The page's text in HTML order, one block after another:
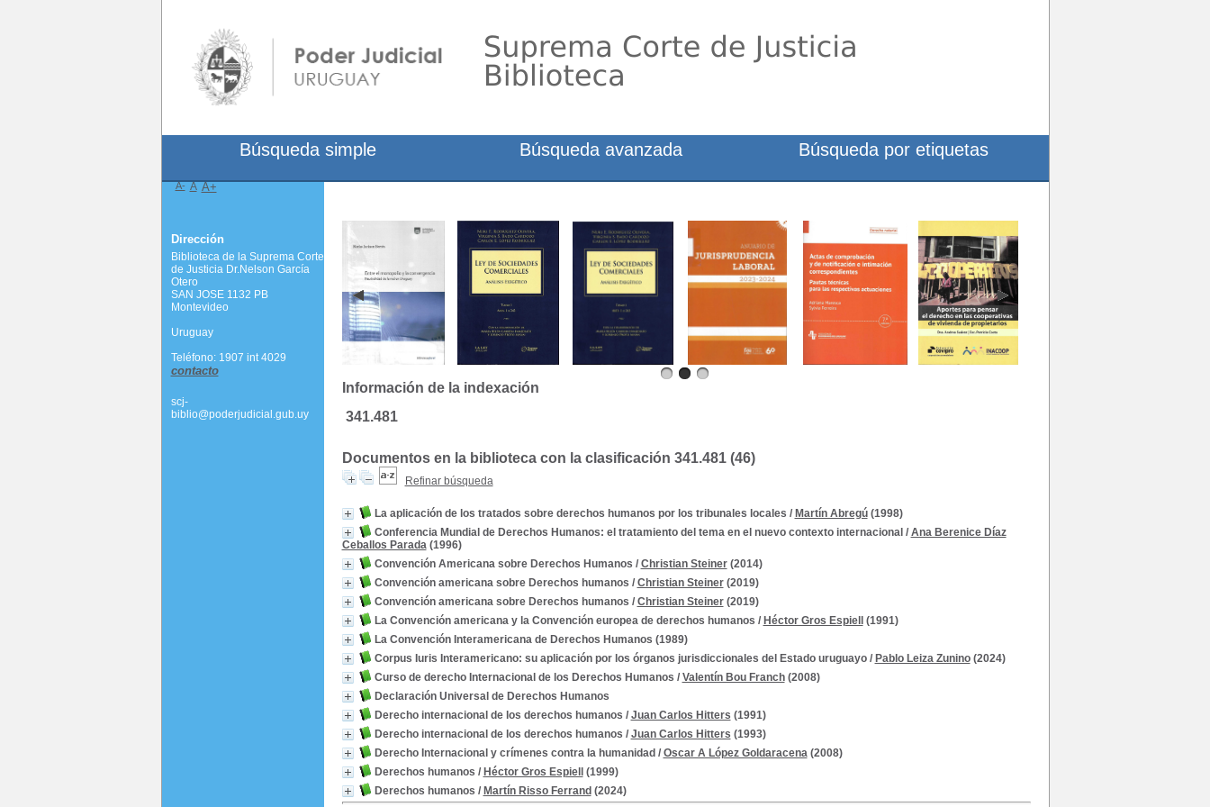
Información de la indexación
341.481
Documentos en la biblioteca con la clasificación 341.481 (46)
Refinar búsqueda
La aplicación de los tratados sobre derechos humanos por los tribunales locales / Martín Abregú(1998)
Conferencia Mundial de Derechos Humanos: el tratamiento del tema en el nuevo contexto internacional / Ana Berenice Díaz
Ceballos Parada(1996)
Convención Americana sobre Derechos Humanos / Christian Steiner(2014)
Convención americana sobre Derechos humanos / Christian Steiner(2019)
Convención americana sobre Derechos humanos / Christian Steiner(2019)
La Convención americana y la Convención europea de derechos humanos / Héctor Gros Espiell
(1991)
La Convención Interamericana de Derechos Humanos (1989)
Corpus Iuris Interamericano: su aplicación por los órganos jurisdiccionales del Estado uruguayo/ Pablo Leiza Zunino(2024)
Curso de derecho Internacional de los Derechos Humanos / Valentín Bou Franch(2008)
Declaración Universal de Derechos Humanos
Derecho internacional de los derechos humanos / Juan Carlos Hitters (1991)
Derecho internacional de los derechos humanos / Juan Carlos Hitters (1993)
Derecho Internacional y crímenes contra la humanidad / Oscar A López Goldaracena(2008)
Derechos humanos / Héctor Gros Espiell
(1999)
Derechos humanos / Martín Risso Ferrand (2024)
Búsqueda simple Búsqueda avanzada Búsqueda por etiquetas
A- A A+
Dirección
Biblioteca de la Suprema Corte
de Justicia Dr.Nelson García
Otero
SAN JOSE 1132 PB
Montevideo
Uruguay
Teléfono: 1907 int 4029
contacto
scj-
biblio@poderjudicial.gub.uy